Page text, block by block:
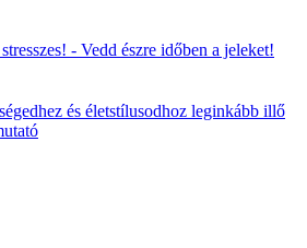
- Vedd észre időben a jeleket!
és életstílusodhoz leginkább illő